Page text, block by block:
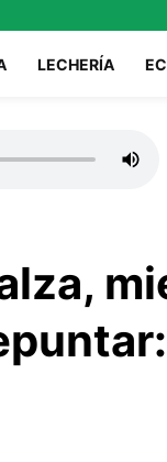
LECHERÍA